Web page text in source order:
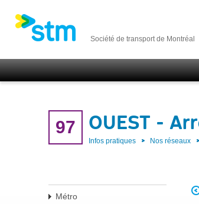
Société de transport de Montréal
97 OUEST -
Infos pratiques Nos réseaux
Métro